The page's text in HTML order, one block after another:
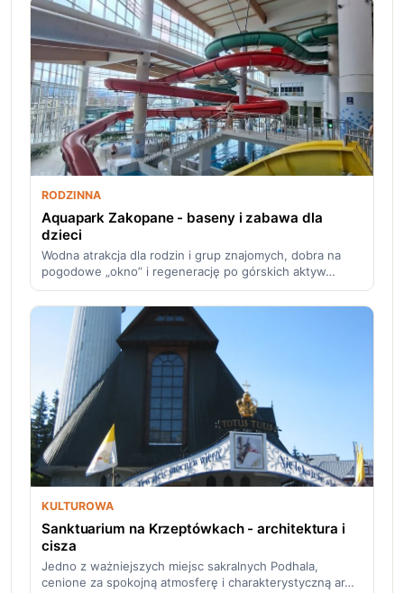
RODZINNA
Aquapark Zakopane - baseny i zabawa dla
dzieci
Wodna atrakcja dla rodzin i grup znajomych, dobra na
pogodowe „okno” i regenerację po górskich aktyw…
KULTUROWA
Sanktuarium na Krzeptówkach - architektura i
cisza
Jedno z ważniejszych miejsc sakralnych Podhala,
cenione za spokojną atmosferę i charakterystyczną ar…